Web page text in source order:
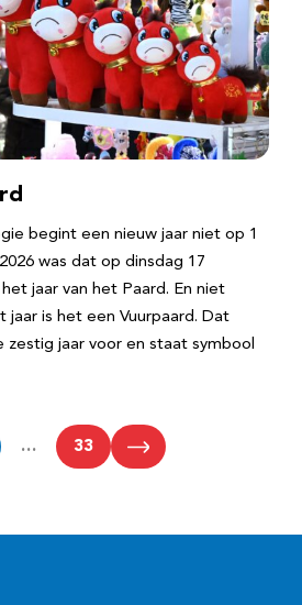
begint een nieuw jaar niet op 1
was dat op dinsdag 17
jaar van het Paard. En niet
jaar is het een Vuurpaard. Dat
zestig jaar voor en staat symbool
… 33